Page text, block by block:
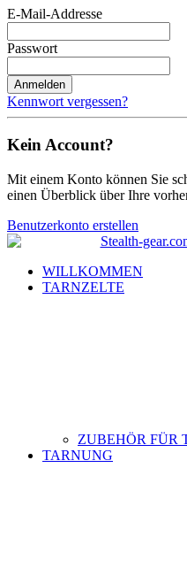
E-Mail-Addresse
Passwort
Anmelden
Kennwort vergessen?
Kein Account?
Mit einem Konto können Sie
einen Überblick über Ihre
Benutzerkonto erstellen
WILLKOMMEN
TARNZELTE
ZUBEHÖR FÜR
TARNUNG